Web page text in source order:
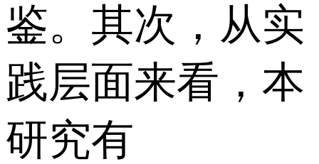
鉴。 其次，从实
践层面来看，本
研究有